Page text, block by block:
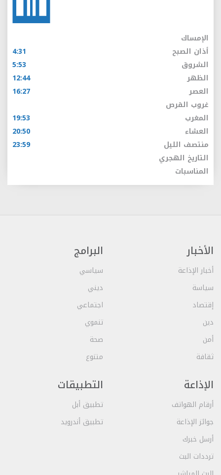
الإمساك
أذان الصبح
4:31
الشروق
5:53
الظهر
12:44
العصر
16:27
غروب القرص
المغرب
19:53
العشاء
20:50
منتصف الليل
23:59
التاريخ الهجري
المناسبات
الأخبار
أخبار الإذاعة
سياسة
إقتصاد
دين
أمن
ثقافة
البرامج
سياسي
ديني
اجتماعي
تنموي
صحة
متنوع
الإذاعة
أرقام الهواتف
جوائز الإذاعة
أرسل خبرك
ترددات البث
التطبيقات
تطبيق أبل
تطبيق أندرويد